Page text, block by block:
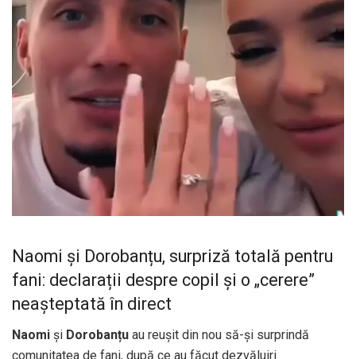
Naomi și Dorobanțu, surpriză totală pentru
fani: declarații despre copil și o „cerere”
neașteptată în direct
Naomi și Dorobanțu au reușit din nou să-și surprindă
comunitatea de fani, după ce au făcut dezvăluiri